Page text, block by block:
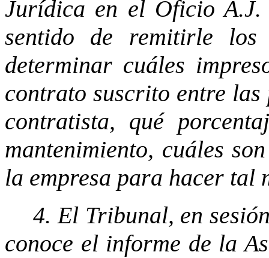
Jurídica en el Oficio
sentido de remitirle los
determinar cuáles
contrato suscrito entre las
contratista, qué
mantenimiento, cuáles
la empresa para hacer tal
4. El Tribunal, en
conoce el informe de la